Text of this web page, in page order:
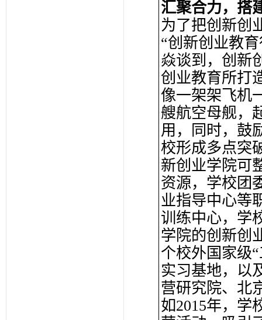
汇聚合力，搭
为了把创新创
“创新创业教
焱谈到，创新
创业教育所打
像一架架飞机
艘航空母舰，
用，同时，鼓
校形成多点突
新创业学院可
资源，学校团
业指导中心等
训练中心，学
学院的创新创
个校外国家级
实习基地，以
营研究院、北
如2015年，学